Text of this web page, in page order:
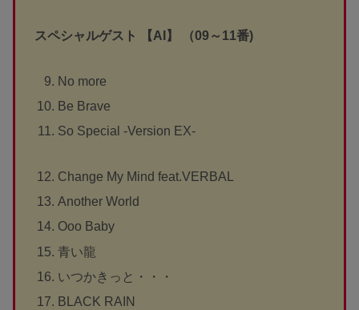
スペシャルゲスト 【AI】 （09～11番)
No more
Be Brave
So Special -Version EX-
Change My Mind feat.VERBAL
Another World
Ooo Baby
青い龍
いつかきっと・・・
BLACK RAIN